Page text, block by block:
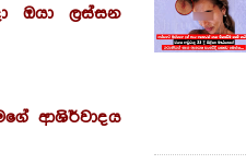
ඔයා ලස්සන
ආශිර්වාදය